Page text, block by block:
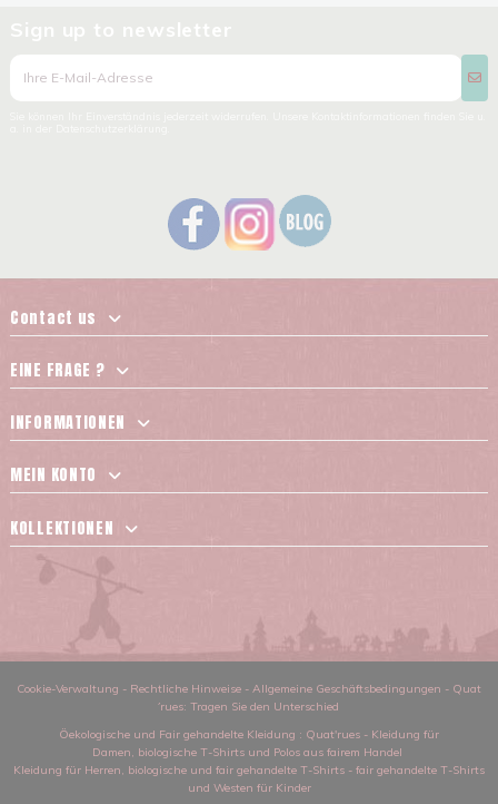
Contact us
EINE FRAGE ?
INFORMATIONEN
MEIN KONTO
KOLLEKTIONEN
Cookie-Verwaltung - Rechtliche Hinweise - Allgemeine Geschäftsbedingungen - Quat
´rues: Tragen Sie den Unterschied
Öekologische und Fair gehandelte Kleidung : Quat'rues - Kleidung für
Damen, biologische T-Shirts und Polos aus fairem Handel
Kleidung für Herren, biologische und fair gehandelte T-Shirts - fair gehandelte T-Shirts
und Westen für Kinder